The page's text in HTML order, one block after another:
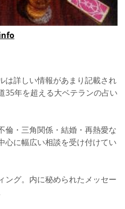
は詳しい情報があまり記載され
35年を超える大ベテランの占い
倫・三角関係・結婚・再熱愛な
心に幅広い相談を受け付けてい
ング。内に秘められたメッセー